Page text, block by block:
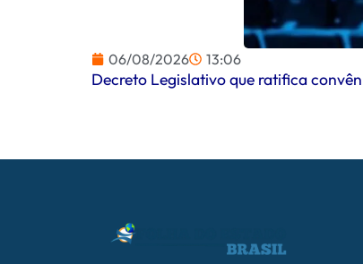
06/08/2026 13:06
Decreto Legislativo que ratifica